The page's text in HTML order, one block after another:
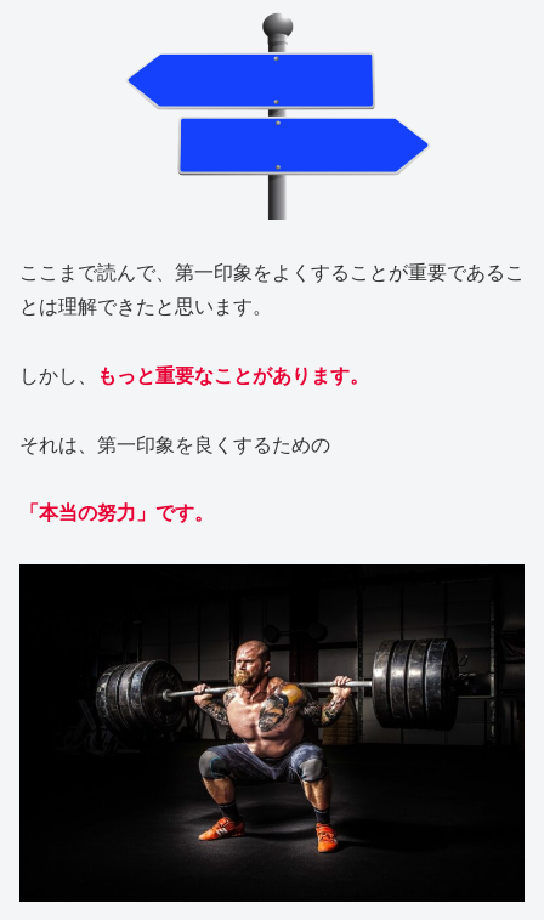
ここまで読んで、第一印象をよくすることが重要であるこ
とは理解できたと思います。
しかし、 もっと重要なことがあります。
それは、第一印象を良くするための
「本当の努力」です。